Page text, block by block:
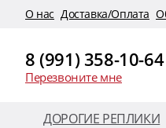
O нас Доставка/Оплата
8 (991) 358-10-64
Перезвоните мне
ДОРОГИЕ РЕПЛИКИ